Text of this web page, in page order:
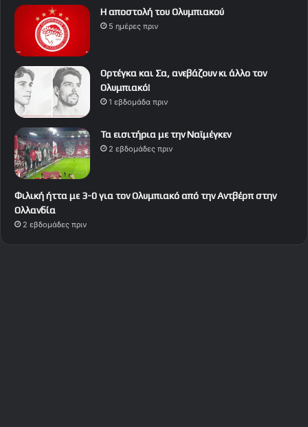
Η αποστολή του Ολυμπιακού
5 ημέρες πριν
Ορτέγκα και Σα, ανεβάζουν κι άλλο τον
Ολυμπιακό!
1 εβδομάδα πριν
Τα εισιτήρια με την Ναϊμέγκεν
2 εβδομάδες πριν
Φιλική ήττα με 3-0 για τον Ολυμπιακό από την Αντβέρπ στην
Ολλανδία
2 εβδομάδες πριν